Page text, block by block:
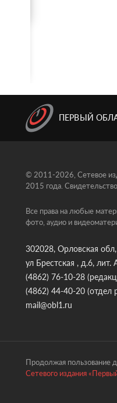
ПЕРВЫЙ
© 2011-2026, Сетевое
2015 года.
Все права на любые
фото, аудио и
302028, Орловская
ул Брестская , д.6, лит.
(4862) 76-10-28
(4862) 44-40-20 (отдел
mail@obl1.ru
Продолжая пользование
Сетевого издания